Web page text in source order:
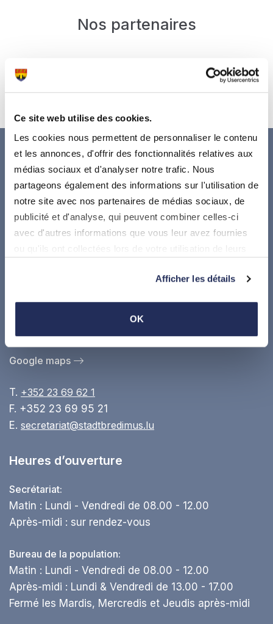
Ce site web utilise des cookies.
Les cookies nous permettent de personnaliser le contenu
et les annonces, d'offrir des fonctionnalités relatives aux
médias sociaux et d'analyser notre trafic. Nous
partageons également des informations sur l'utilisation de
notre site avec nos partenaires de médias sociaux, de
publicité et d'analyse, qui peuvent combiner celles-ci
avec d'autres informations que vous leur avez fournies
ou qu'ils ont collectées lors de votre utilisation de leurs
Afficher les détails
OK
Nos partenaires
Suivez-nous sur
Administration communale de Stadtbredimus
Google maps
T. +352 23 69 62 1
F. +352 23 69 95 21
E. secretariat@stadtbredimus.lu
Heures d’ouverture
Secrétariat:
Matin : Lundi - Vendredi de 08.00 - 12.00
Après-midi : sur rendez-vous
Bureau de la population:
Matin : Lundi - Vendredi de 08.00 - 12.00
Après-midi : Lundi & Vendredi de 13.00 - 17.00
Fermé les Mardis, Mercredis et Jeudis après-midi